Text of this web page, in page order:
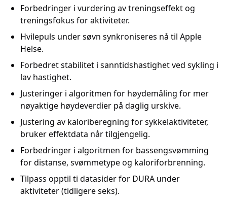
Forbedringer i vurdering av treningseffekt og
treningsfokus for aktiviteter.
Hvilepuls under søvn synkroniseres nå til Apple
Helse.
Forbedret stabilitet i sanntidshastighet ved sykling i
lav hastighet.
Justeringer i algoritmen for høydemåling for mer
nøyaktige høydeverdier på daglig urskive.
Justering av kaloriberegning for sykkelaktiviteter,
bruker effektdata når tilgjengelig.
Forbedringer i algoritmen for bassengsvømming
for distanse, svømmetype og kaloriforbrenning.
Tilpass opptil ti datasider for DURA under
aktiviteter (tidligere seks).